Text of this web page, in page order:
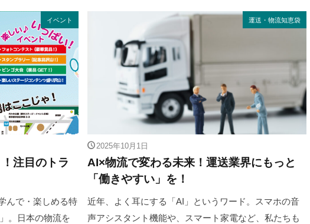
イベント
注目のトラ
んで・楽しめる特
。日本の物流を
運送・物流知恵袋
2025年10月1日
AI×物流で変わる未来！運送業界にもっと
「働きやすい」を！
近年、よく耳にする「AI」というワード。スマホの音
声アシスタント機能や、スマート家電など、私たちも